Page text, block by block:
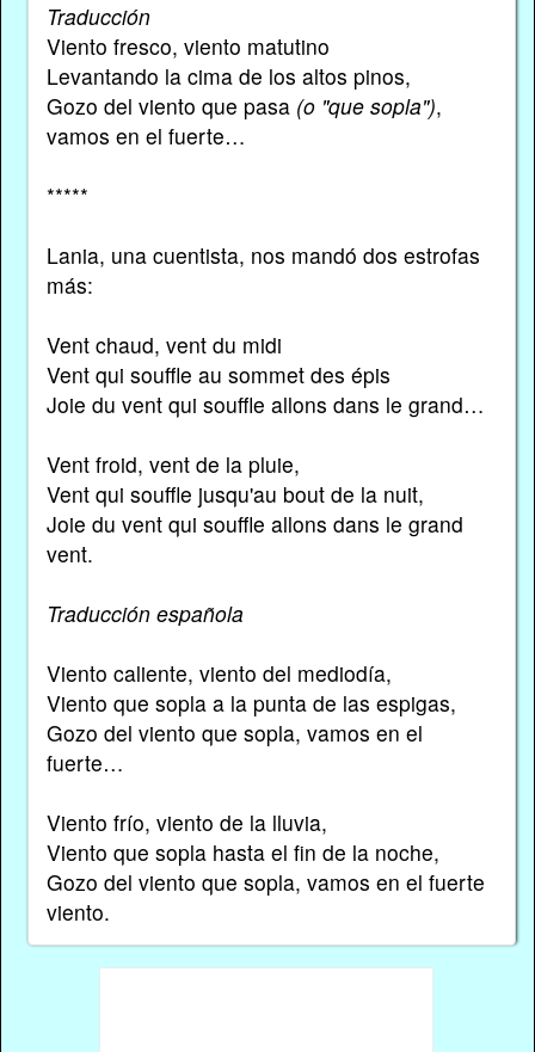
Traducción
Viento fresco, viento matutino
Levantando la cima de los altos pinos,
Gozo del viento que pasa (o "que sopla"),
vamos en el fuerte…
*****
Lania, una cuentista, nos mandó dos estrofas
más:
Vent chaud, vent du midi
Vent qui souffle au sommet des épis
Joie du vent qui souffle allons dans le grand…
Vent froid, vent de la pluie,
Vent qui souffle jusqu'au bout de la nuit,
Joie du vent qui souffle allons dans le grand
vent.
Traducción española
Viento caliente, viento del mediodía,
Viento que sopla a la punta de las espigas,
Gozo del viento que sopla, vamos en el
fuerte…
Viento frío, viento de la lluvia,
Viento que sopla hasta el fin de la noche,
Gozo del viento que sopla, vamos en el fuerte
viento.